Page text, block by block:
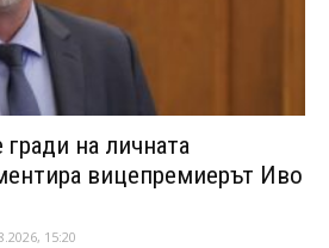
на личната
вицепремиерът Иво
15:20